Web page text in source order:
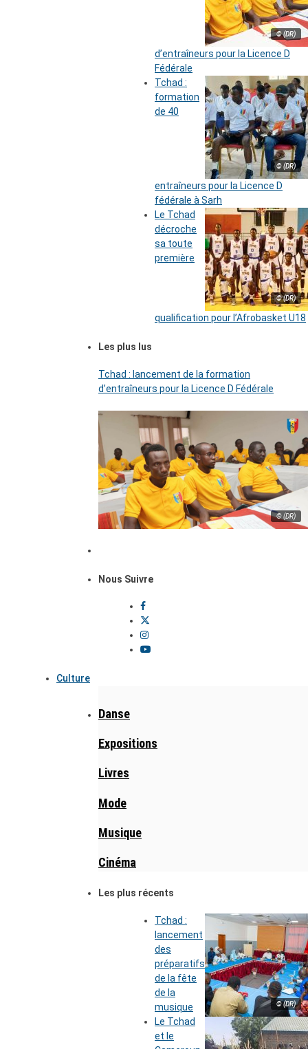
© (DR)
d’entraîneurs pour la Licence D
Fédérale
© (DR)
Tchad :
formation
de 40
entraîneurs pour la Licence D
fédérale à Sarh
© (DR)
Le Tchad
décroche
sa toute
première
qualification pour l’Afrobasket U18
Les plus lus
Tchad : lancement de la formation
d’entraîneurs pour la Licence D Fédérale
© (DR)
Nous Suivre
Culture
Danse
Expositions
Livres
Mode
Musique
Cinéma
Les plus récents
© (DR)
Tchad :
lancement
des
préparatifs
de la fête
de la
musique
Le Tchad
et le